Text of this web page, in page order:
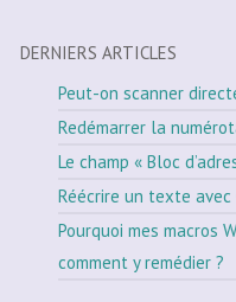
DERNIERS ARTICLES
Peut-on scanner
Redémarrer la
Le champ « Bloc
Réécrire un texte avec
Pourquoi mes macros
comment y remédier ?